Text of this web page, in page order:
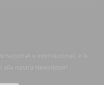
nazionali e internazionali, e le
alla nostra Newsletter!